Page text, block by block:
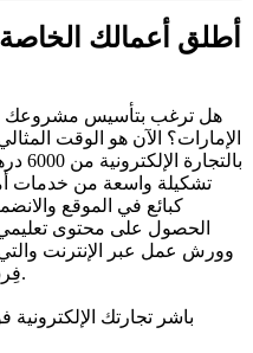
أطلق أعمالك الخاصة
هل ترغب بتأسيس مشروعك
الإمارات؟ الآن هو الوقت
تشكيلة واسعة من خدمات
كبائع في الموقع
الحصول على محتوى
وورش عمل عبر الإنترنت
فِرق الدعم لضمان رحلة رقمية سلسة.
باشر تجارتك